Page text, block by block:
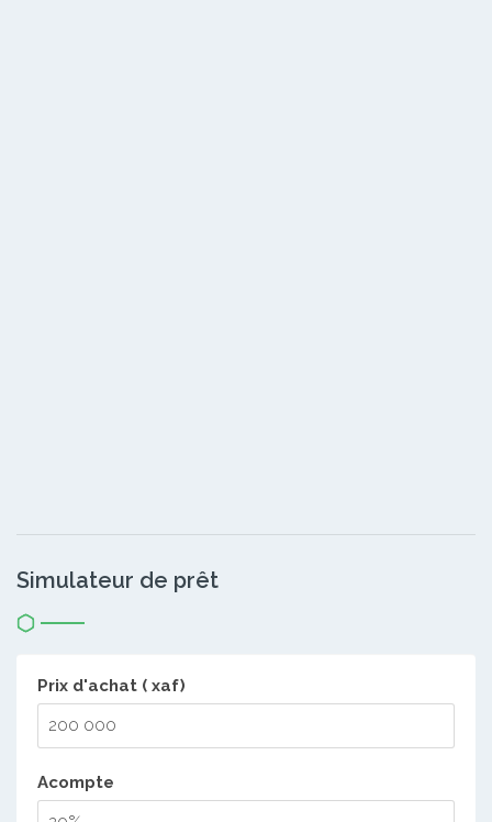
Simulateur de prêt
Prix d'achat ( xaf)
Acompte